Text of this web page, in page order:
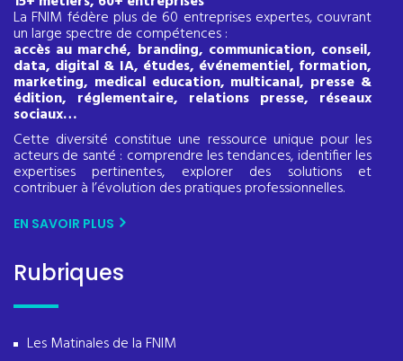
La FNIM fédère plus de 60 entreprises expertes, couvrant
un large spectre de compétences :
accès au marché, branding, communication, conseil,
data, digital & IA, études, événementiel, formation,
marketing, medical education, multicanal, presse &
édition, réglementaire, relations presse, réseaux
sociaux…
Cette diversité constitue une ressource unique pour les
acteurs de santé : comprendre les tendances, identifier les
expertises pertinentes, explorer des solutions et
contribuer à l’évolution des pratiques professionnelles.
EN SAVOIR PLUS
Rubriques
Les Matinales de la FNIM